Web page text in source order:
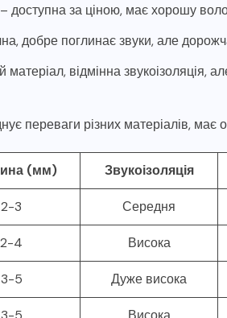
доступна за ціною, має хорошу
добре поглинає звуки, але
відмінна звукоізоляція,
переваги різних матеріалів, має
(мм) Звукоізоляція
2-3 Середня
2-4 Висока
3-5 Дуже висока